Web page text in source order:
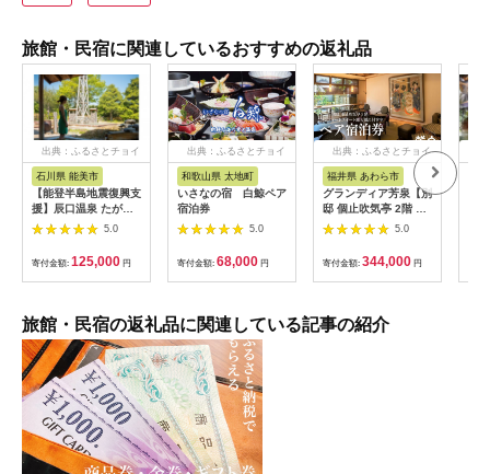
旅館・民宿に関連しているおすすめの返礼品
出典：ふるさとチョイ
石川県 能美市
【能登半島地震復興支
援】辰口温泉 たがわ
龍泉閣「吉祥亭」ペア
5.0
寄付金額: 125,000 円
出典：ふるさとチョイ
和歌山県 太地町
いさなの宿 白鯨ペア
宿泊券
5.0
寄付金額: 68,000 円
出典：ふるさとチョイ
福井県 あわら市
グランディア芳泉【別
邸 個止吹気亭 2階 コ
ンフォートスイート
露天風呂付客室】1泊
2食付き ペア宿泊券
（2名様分） ／ 旅行
チケット 温泉 北陸 あ
ト 冷蔵庫インクルー
シブ グランディア あ
5.0
寄付金額: 344,000 円
旅館・民宿の返礼品に関連している記事の紹介